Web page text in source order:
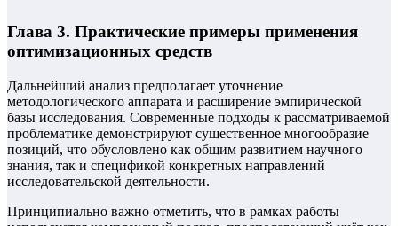
Глава 3. Практические примеры применения
оптимизационных средств
Дальнейший анализ предполагает уточнение
методологического аппарата и расширение эмпирической
базы исследования. Современные подходы к рассматриваемой
проблематике демонстрируют существенное многообразие
позиций, что обусловлено как общим развитием научного
знания, так и спецификой конкретных направлений
исследовательской деятельности.
Принципиально важно отметить, что в рамках работы